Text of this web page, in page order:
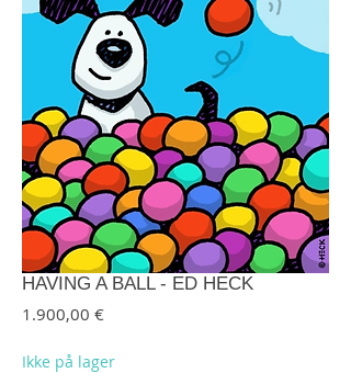
HAVING A BALL - ED HECK
1.900,00 €Pris
Ikke på lager